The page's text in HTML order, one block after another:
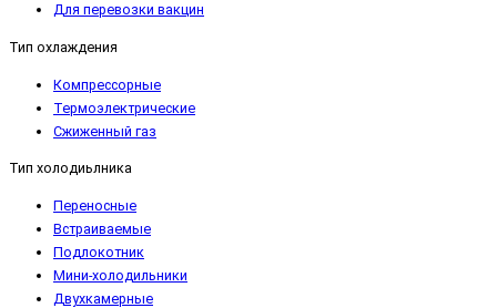
Для перевозки вакцин
Тип охлаждения
Компрессорные
Термоэлектрические
Сжиженный газ
Тип холодиьлника
Переносные
Встраиваемые
Подлокотник
Мини-холодильники
Двухкамерные